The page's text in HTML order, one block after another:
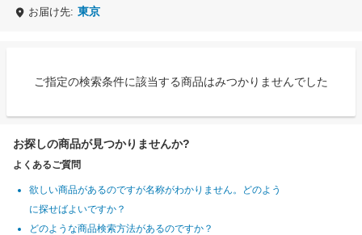
お届け先: 東京
ご指定の検索条件に該当する商品はみつかりませんでした
お探しの商品が見つかりませんか?
よくあるご質問
欲しい商品があるのですが名称がわかりません。どのよう
に探せばよいですか？
どのような商品検索方法があるのですか？